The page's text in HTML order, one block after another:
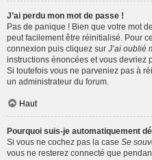
J’ai perdu mon mot de passe !
Pas de panique ! Bien que votre mot
peut facilement être réinitialisé. Pour
connexion puis cliquez sur J’ai oublié
instructions énoncées et vous devriez
Si toutefois vous ne parveniez pas à
un administrateur du forum.
Haut
Pourquoi suis-je automatiquement
Si vous ne cochez pas la case Se
vous ne resterez connecté que